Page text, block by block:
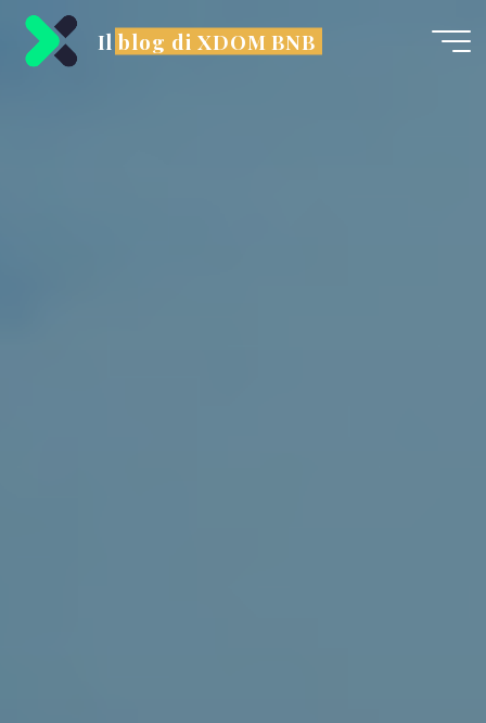
Il blog di XDOM BNB